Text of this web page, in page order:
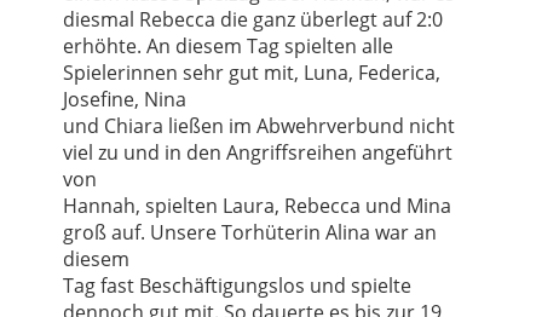
diesmal Rebecca die ganz überlegt auf 2:0
erhöhte. An diesem Tag spielten alle
Spielerinnen sehr gut mit, Luna, Federica,
Josefine, Nina
und Chiara ließen im Abwehrverbund nicht
viel zu und in den Angriffsreihen angeführt
von
Hannah, spielten Laura, Rebecca und Mina
groß auf. Unsere Torhüterin Alina war an
diesem
Tag fast Beschäftigungslos und spielte